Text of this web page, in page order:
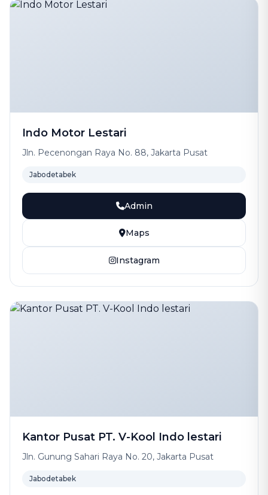
Indo Motor Lestari
Jln. Pecenongan Raya No. 88, Jakarta Pusat
Jabodetabek
Admin
Maps
Instagram
Kantor Pusat PT. V-Kool Indo lestari
Jln. Gunung Sahari Raya No. 20, Jakarta Pusat
Jabodetabek